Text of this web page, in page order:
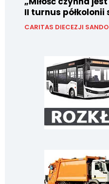
II turnus
CARITAS DIECEZJI